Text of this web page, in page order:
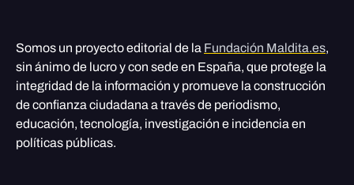
Somos un proyecto editorial de la Fundación Maldita.es,
sin ánimo de lucro y con sede en España, que protege la
integridad de la información y promueve la construcción
de confianza ciudadana a través de periodismo,
educación, tecnología, investigación e incidencia en
políticas públicas.